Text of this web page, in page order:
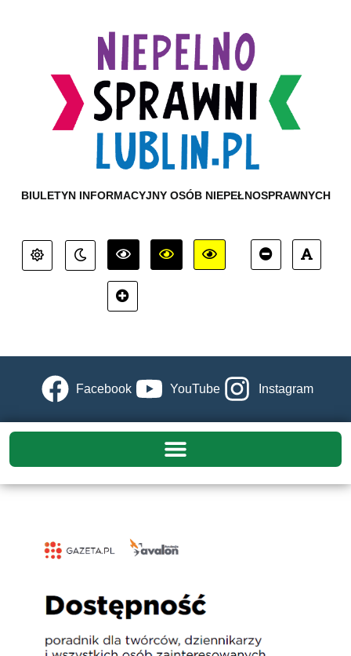
BIULETYN INFORMACYJNY OSÓB NIEPEŁNOSPRAWNYCH
Facebook YouTube Instagram